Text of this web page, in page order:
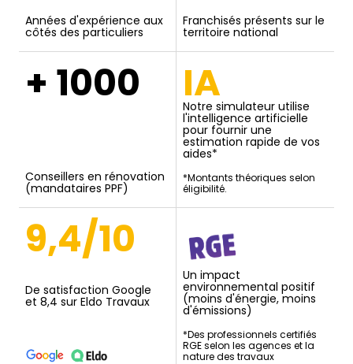
Années d'expérience aux
côtés des particuliers
Franchisés présents sur le
territoire national
+ 1000
Conseillers en rénovation
(mandataires PPF)
IA
Notre simulateur utilise
l'intelligence artificielle
pour fournir une
estimation rapide de vos
aides*
*Montants théoriques selon
éligibilité.
9,4/10
De satisfaction Google
et 8,4 sur Eldo Travaux
Un impact
environnemental positif
(moins d'énergie, moins
d'émissions)
*Des professionnels certifiés
RGE selon les agences et la
nature des travaux